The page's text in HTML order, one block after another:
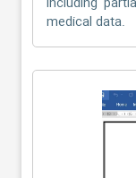
medical data.